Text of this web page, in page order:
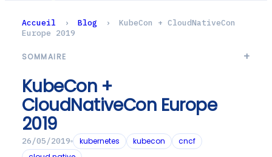
Accueil › Blog ›
KubeCon + CloudNativeCon
Europe 2019
SOMMAIRE
KubeCon +
CloudNativeCon Europe
2019
26/05/2019 kubernetes kubecon
cncf